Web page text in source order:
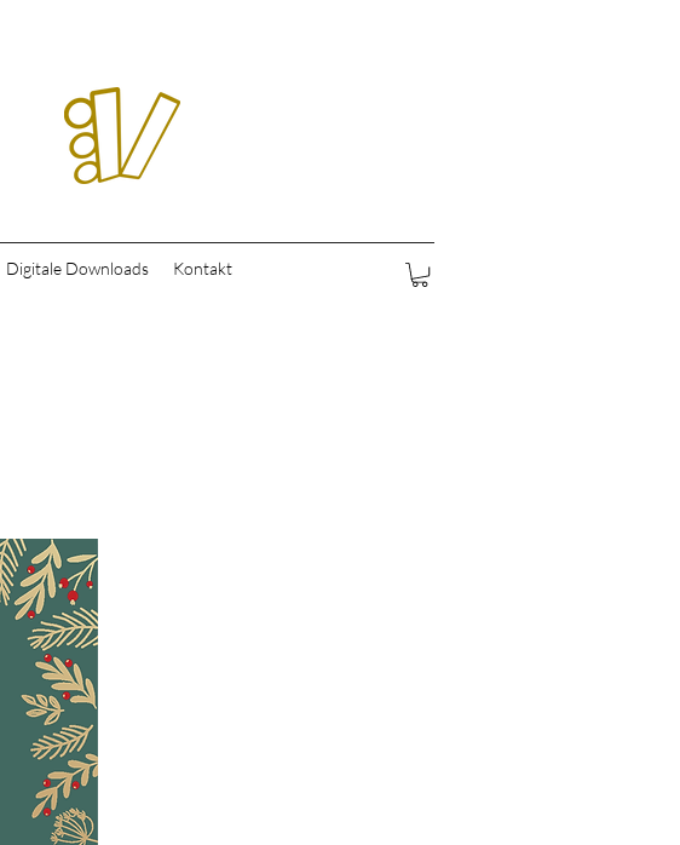
Digitale Downloads Kontakt